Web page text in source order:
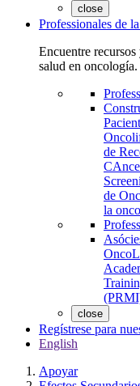
close
Professionales de
Encuentre
salud en oncología.
de
de
la
close
Regístrese para
English
Apoyar